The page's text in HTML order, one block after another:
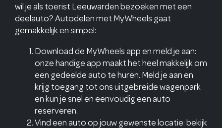
wil je als toerist Leeuwarden bezoeken met een
deelauto? Autodelen met MyWheels gaat
gemakkelijk en simpel:
Download de MyWheels app en meld je aan:
onze handige app maakt het heel makkelijk om
een gedeelde auto te huren. Meld je aan en
krijg toegang tot ons uitgebreide wagenpark
en kun je snel en eenvoudig een auto
reserveren.
Vind een auto op jouw gewenste locatie: bekijk